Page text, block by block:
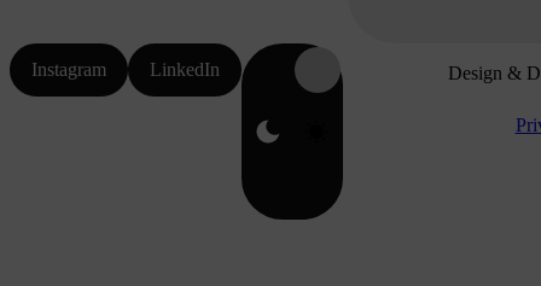
Instagram LinkedIn Design &